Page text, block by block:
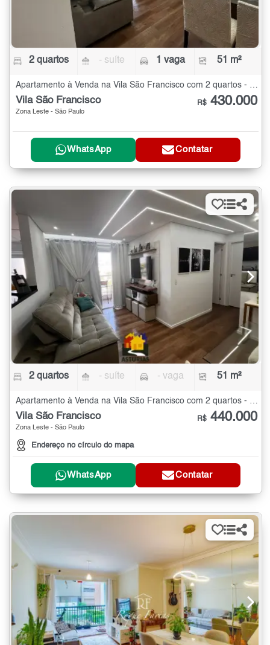
2 quartos - suíte 1 vaga 51 m²
Apartamento à Venda na Vila São Francisco com 2 quartos - 51 m²
Vila São Francisco
Zona Leste - São Paulo
R$ 430.000
WhatsApp Contatar
2 quartos - suíte - vaga 51 m²
Vila São Francisco
Zona Leste - São Paulo
Endereço no círculo do mapa
R$ 440.000
WhatsApp Contatar